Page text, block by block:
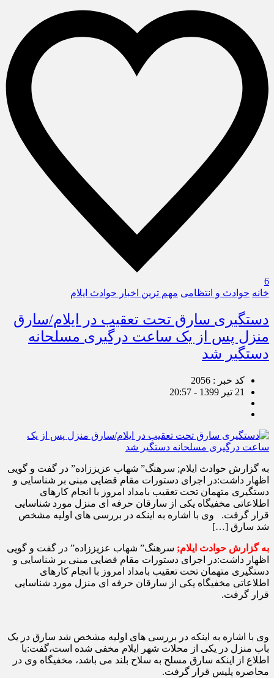
6
خانه حوادث و انتظامی مهم ترین اخبار حوادث ایلام
دستگیری سارق تحت تعقیب در ایلام/سارق
منزل پس از یک ساعت درگیری مسلحانه
دستگیر شد
کد خبر : 2056
21 تیر 1399 - 20:57
به گزارش حوادث ایلام; سرهنگ” شهاب عزیززاده” در گفت و گویی
اظهار داشت:در اجرای دستورات مقام قضایی مبنی بر شناسایی و
دستگیری متهمان تحت تعقیب بامداد امروز با انجام کارهای
اطلاعاتی مخفیگاه یکی از سارقان حرفه ای منزل مورد شناسایی
قرار گرفت. وی با اشاره به اینکه در بررسی های اولیه مشخص
شد سارق […]
به گزارش حوادث ایلام; سرهنگ” شهاب عزیززاده” در گفت و گویی
اظهار داشت:در اجرای دستورات مقام قضایی مبنی بر شناسایی و
دستگیری متهمان تحت تعقیب بامداد امروز با انجام کارهای
اطلاعاتی مخفیگاه یکی از سارقان حرفه ای منزل مورد شناسایی
قرار گرفت.
وی با اشاره به اینکه در بررسی های اولیه مشخص شد سارق در یک
باب منزل در یکی از محلات شهر ایلام مخفی شده است،گفت:با
اطلاع از اینکه سارق مسلح به سلاح بلند می باشد، مخفیگاه وی در
محاصره پلیس قرار گرفت.